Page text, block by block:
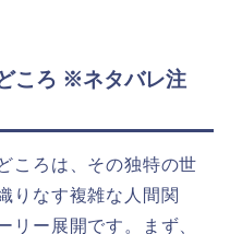
ころ ※ネタバレ注
ころは、その独特の世
りなす複雑な人間関
リー展開です。まず、